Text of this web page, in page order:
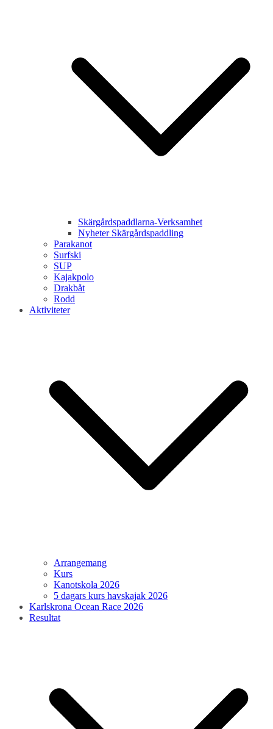
Skärgårdspaddlarna-Verksamhet
Nyheter Skärgårdspaddling
Parakanot
Surfski
SUP
Kajakpolo
Drakbåt
Rodd
Aktiviteter
Arrangemang
Kurs
Kanotskola 2026
5 dagars kurs havskajak 2026
Karlskrona Ocean Race 2026
Resultat